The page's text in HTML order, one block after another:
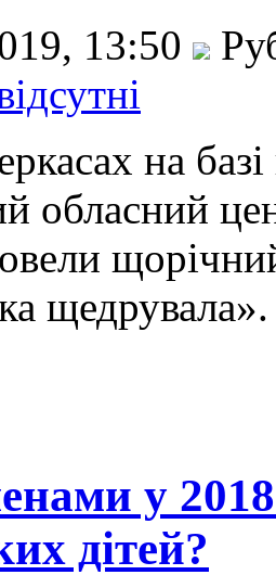
13:50
на
обласний
щедрувала».
у
дітей?